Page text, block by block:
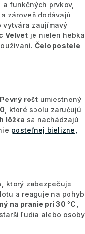
funkčných prvkov,
zároveň dodávajú
vytvára zaujímavý
Velvet je nielen hebká
Čelo postele
Pevný rošt umiestnený
, ktoré spolu zaručujú
lôžka sa nachádzajú
posteľnej bielizne,
ktorý zabezpečuje
a reaguje na pohyb
na pranie pri 30 °C,
ľudia alebo osoby